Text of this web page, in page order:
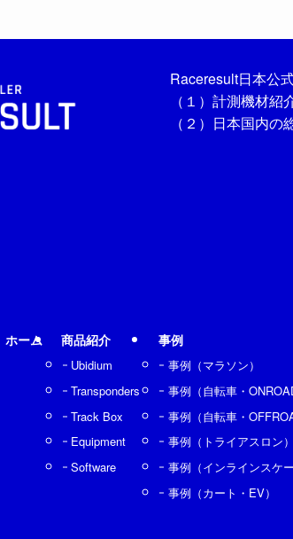
Raceresult日本公
（１）計測機材紹
（２）日本国内の
ホーム 商品紹介
Ubidium
Transponders
Track Box
Equipment
Software
事例
事例（マラソン）
事例（自転車・
事例（自転車・
事例（トライアスロン）
事例（インラインスケー
事例（カート・EV）